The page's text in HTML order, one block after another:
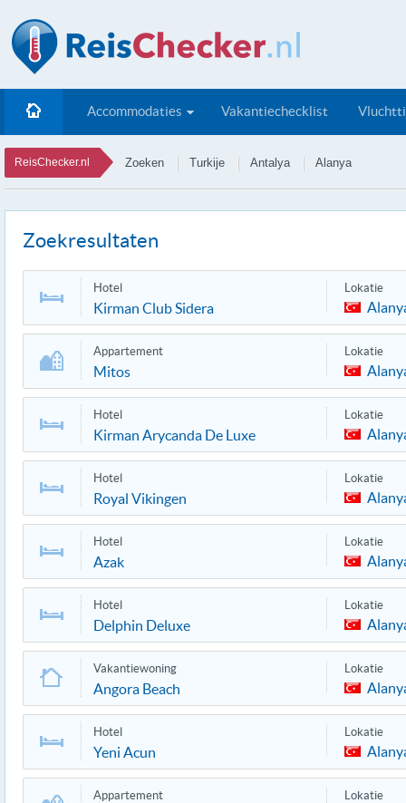
Accommodaties Vakantiechecklist
ReisChecker.nl Zoeken Turkije Antalya Alanya
Zoekresultaten
Hotel
Kirman Club Sidera
Lokatie
Appartement
Mitos
Lokatie
Hotel
Kirman Arycanda De Luxe
Lokatie
Hotel
Royal Vikingen
Lokatie
Hotel
Azak
Lokatie
Hotel
Delphin Deluxe
Lokatie
Vakantiewoning
Angora Beach
Lokatie
Hotel
Yeni Acun
Lokatie
Appartement Lokatie